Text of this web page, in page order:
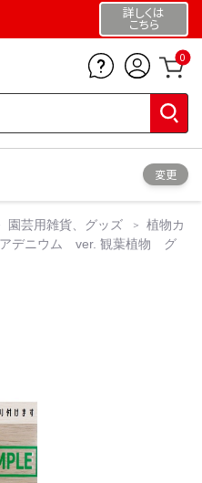
詳しくは
こちら
0
変更
園芸用雑貨、グッズ
植物カ
デニウム ver. 観葉植物 グ